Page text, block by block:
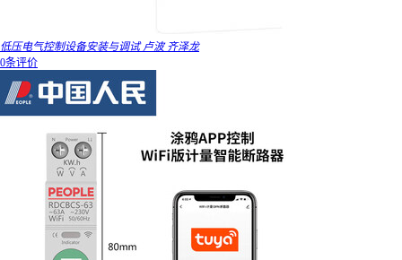
低压电气控制设备安装与调试 卢波 齐泽龙
0条评价